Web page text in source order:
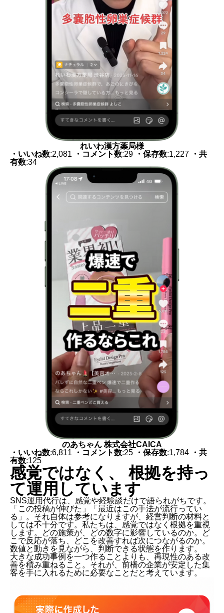
れいわ漢方薬局様
・いいね数:2,081 ・コメント数:29 ・保存数:1,227
・共
有数:34
のあちゃん 株式会社CAICA
・いいね数:6,811 ・コメント数:25 ・保存数:1,784
・共
有数:125
感覚ではなく、 根拠を持っ
て運用しています
SNS運用代行は、感覚や経験談だけで語られがちです。
「この投稿が伸びた」「最近はこの手法が流行ってい
る」。それ自体は参考になりますが、経営判断の材料と
しては不十分です。私たちは、感覚ではなく根拠を重視
します。どの施策が、どの数字に影響しているのか。ど
こで反応が落ち、どこを改善すれば次につながるのか。
数値と動きを見ながら、判断できる状態を作ります。
大きな成功事例を一つ作ることよりも、再現性のある改
善を積み重ねること。それが、前橋の企業が安定した集
客を手に入れるために必要なことだと考えています。